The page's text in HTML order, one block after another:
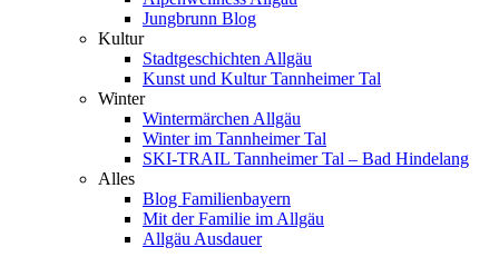
Jungbrunn Blog
Kultur
Stadtgeschichten Allgäu
Kunst und Kultur Tannheimer Tal
Winter
Wintermärchen Allgäu
Winter im Tannheimer Tal
SKI-TRAIL Tannheimer Tal – Bad Hindelang
Alles
Blog Familienbayern
Mit der Familie im Allgäu
Allgäu Ausdauer